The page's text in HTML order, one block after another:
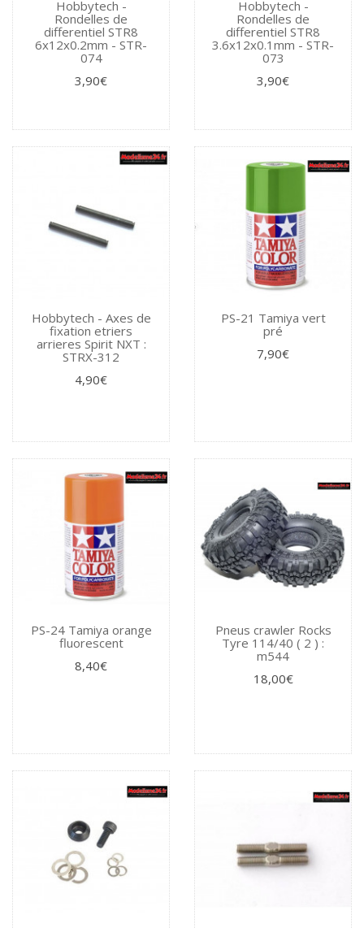
Hobbytech -
Rondelles de
differentiel STR8
6x12x0.2mm - STR-
074
3,90€
Hobbytech -
Rondelles de
differentiel STR8
3.6x12x0.1mm - STR-
073
3,90€
Hobbytech - Axes de
fixation etriers
arrieres Spirit NXT :
STRX-312
4,90€
PS-21 Tamiya vert
pré
7,90€
PS-24 Tamiya orange
fluorescent
8,40€
Pneus crawler Rocks
Tyre 114/40 ( 2 ) :
m544
18,00€